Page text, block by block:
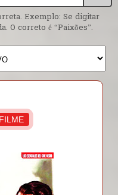
Exemplo: Se digitar
O correto é “Paixões”.